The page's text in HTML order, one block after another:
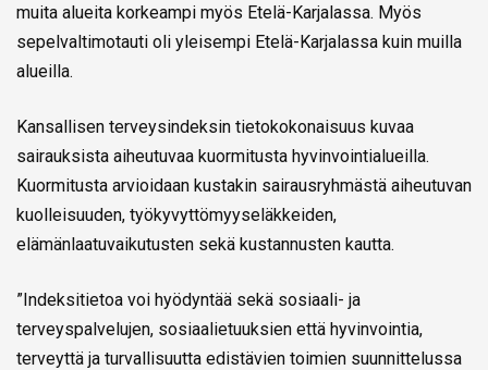
muita alueita korkeampi myös Etelä-Karjalassa. Myös
sepelvaltimotauti oli yleisempi Etelä-Karjalassa kuin muilla
alueilla.
Kansallisen terveysindeksin tietokokonaisuus kuvaa
sairauksista aiheutuvaa kuormitusta hyvinvointialueilla.
Kuormitusta arvioidaan kustakin sairausryhmästä aiheutuvan
kuolleisuuden, työkyvyttömyyseläkkeiden,
elämänlaatuvaikutusten sekä kustannusten kautta.
”Indeksitietoa voi hyödyntää sekä sosiaali- ja
terveyspalvelujen, sosiaalietuuksien että hyvinvointia,
terveyttä ja turvallisuutta edistävien toimien suunnittelussa